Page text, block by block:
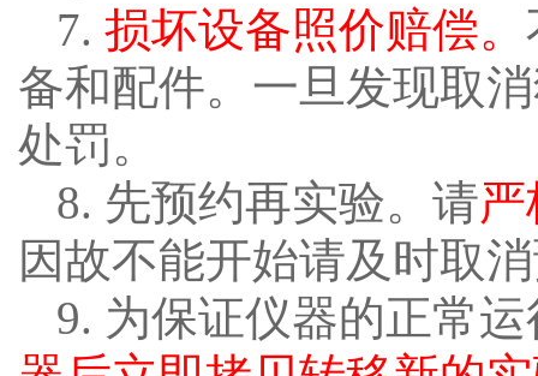
7. 损坏设备照价赔偿。
备和配件。一旦发现取
处罚。
8. 先预约再实验。请
因故不能开始请及时取
9. 为保证仪器的正常